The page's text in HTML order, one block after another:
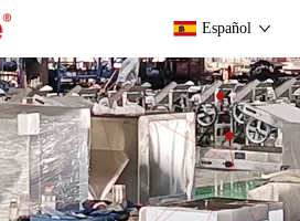
Español